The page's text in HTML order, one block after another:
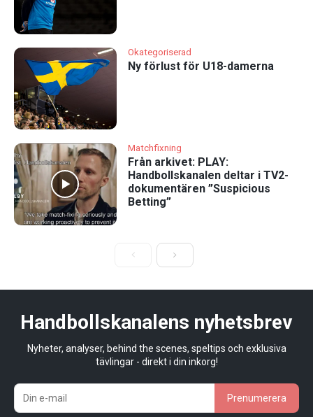
Okategoriserad
Ny förlust för U18-damerna
Matchfixning
Från arkivet: PLAY:
Handbollskanalen deltar i TV2-
dokumentären ”Suspicious
Betting”
Handbollskanalens nyhetsbrev
Nyheter, analyser, behind the scenes, speltips och exklusiva
tävlingar - direkt i din inkorg!
Prenumerera